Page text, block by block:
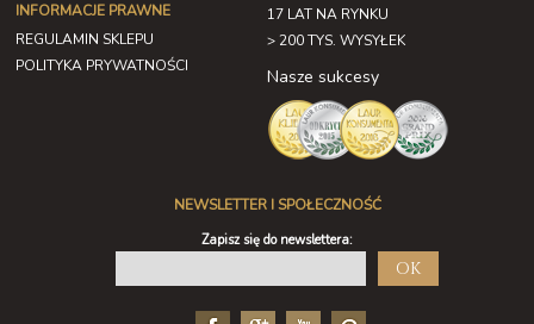
INFORMACJE PRAWNE
REGULAMIN SKLEPU
POLITYKA PRYWATNOŚCI
17 LAT NA RYNKU
> 200 TYS. WYSYŁEK
Nasze sukcesy
NEWSLETTER I SPOŁECZNOŚĆ
Zapisz się do newslettera:
OK